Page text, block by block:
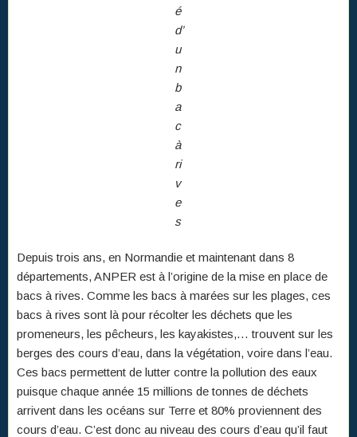
é
d’
u
n
b
a
c
à
ri
v
e
s
Depuis trois ans, en Normandie et maintenant dans 8
départements, ANPER est à l’origine de la mise en place de
bacs à rives. Comme les bacs à marées sur les plages, ces
bacs à rives sont là pour récolter les déchets que les
promeneurs, les pêcheurs, les kayakistes,… trouvent sur les
berges des cours d’eau, dans la végétation, voire dans l’eau.
Ces bacs permettent de lutter contre la pollution des eaux
puisque chaque année 15 millions de tonnes de déchets
arrivent dans les océans sur Terre et 80% proviennent des
cours d’eau. C’est donc au niveau des cours d’eau qu’il faut